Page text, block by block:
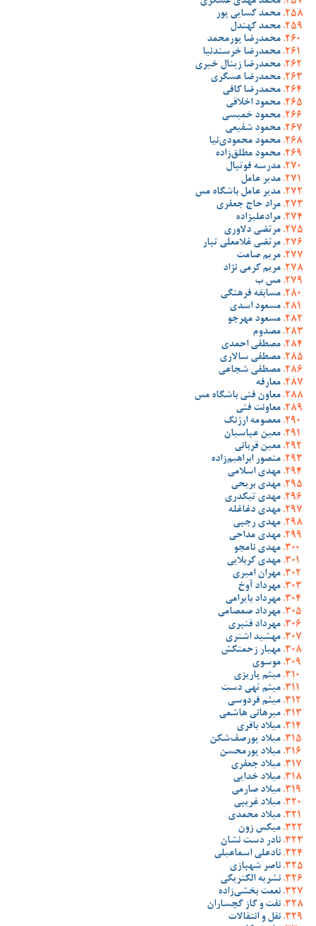
محمد کسایی پور
محمد کهندل
محمدرضا پورمحمد
محمدرضا خرسندنیا
محمدرضا زینال خیری
محمدرضا عسگری
محمدرضا کافی
محمود اخلاقی
محمود خمیسی
محمود شفیعی
محمود محمودی‌نیا
محمود مطلق‌زاده
مدرسه فوتبال
مدیر عامل
مدیر عامل باشگاه مس
مراد حاج جعفری
مرادعلیزاده
مرتضی دلاوری
مرتضی غلامعلی تبار
مریم صامت
مریم کرمی نژاد
مس ب
مسابقه فرهنگی
مسعود اسدی
مسعود مهرجو
مصدوم
مصطفی احمدی
مصطفی سالاری
مصطفی شجاعی
معارفه
معاون فنی باشگاه مس
معاونت فنی
معصومه ارژنگ
معین عباسیان
معین قربانی
منصور ابراهیم‌زاده
مهدی اسلامی
مهدی بریحی
مهدی تیکدری
مهدی دغاغله
مهدی رجبی
مهدی مداحی
مهدی نامجو
مهدی کربلایی
مهران امیری
مهرداد آوخ
مهرداد بایرامی
مهرداد صمصامی
مهرداد قنبری
مهشید اشتری
مهیار زحمتکش
موسوی
میثم پاریزی
میثم تهی دست
میثم فردوسی
میرهانی هاشمی
میلاد باقری
میلاد پورصف‌شکن
میلاد پورمحسن
میلاد جعفری
میلاد خدایی
میلاد صارمی
میلاد غریبی
میلاد محمدی
میکس زون
نادر دست نشان
نادعلی اسماعیلی
ناصر شهبازی
نشریه الکتریکی
نعمت بخشی‌زاده
نفت و گاز گچساران
نقل و انتقالات